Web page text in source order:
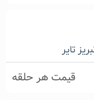
تایر
قیمت هر حلقه